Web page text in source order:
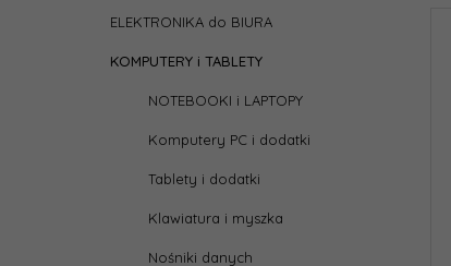
ELEKTRONIKA do BIURA
KOMPUTERY i TABLETY
NOTEBOOKI i LAPTOPY
Komputery PC i dodatki
Tablety i dodatki
Klawiatura i myszka
Nośniki danych